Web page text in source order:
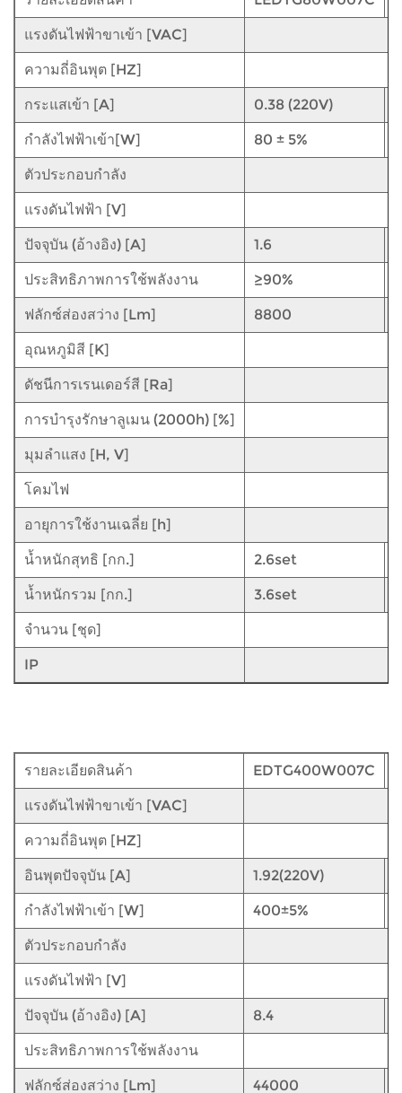
แรงดันไฟฟ้าขาเข้า [VAC]
ความถี่อินพุต [HZ]
กระแสเข้า [A] 0.38 (220V)
กำลังไฟฟ้าเข้า[W] 80 ± 5%
ตัวประกอบกำลัง
แรงดันไฟฟ้า [V]
ปัจจุบัน (อ้างอิง) [A] 1.6
ประสิทธิภาพการใช้พลังงาน ≥90%
ฟลักซ์ส่องสว่าง [Lm] 8800
อุณหภูมิสี [K]
ดัชนีการเรนเดอร์สี [Ra]
การบำรุงรักษาลูเมน (2000h) [%]
มุมลำแสง [H, V]
โคมไฟ
อายุการใช้งานเฉลี่ย [h]
น้ำหนักสุทธิ [กก.] 2.6set
น้ำหนักรวม [กก.] 3.6set
จำนวน [ชุด]
IP
รายละเอียดสินค้า EDTG400W007C
แรงดันไฟฟ้าขาเข้า [VAC]
ความถี่อินพุต [HZ]
อินพุตปัจจุบัน [A] 1.92(220V)
กำลังไฟฟ้าเข้า [W] 400±5%
ตัวประกอบกำลัง
แรงดันไฟฟ้า [V]
ปัจจุบัน (อ้างอิง) [A] 8.4
ประสิทธิภาพการใช้พลังงาน
ฟลักซ์ส่องสว่าง [Lm] 44000